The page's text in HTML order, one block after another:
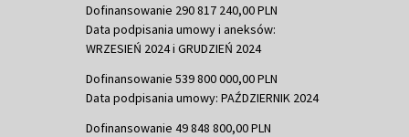
Dofinansowanie 290 817 240,00 PLN
Data podpisania umowy i aneksów:
WRZESIEŃ 2024 i GRUDZIEŃ 2024
Dofinansowanie 539 800 000,00 PLN
Data podpisania umowy: PAŹDZIERNIK 2024
Dofinansowanie 49 848 800,00 PLN